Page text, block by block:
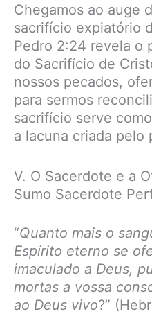
Chegamos ao auge
sacrifício expiatório
Pedro 2:24 revela o
do Sacrifício de
nossos pecados,
para sermos
sacrifício serve
a lacuna criada pelo
V. O Sacerdote e a
Sumo Sacerdote
“Quanto mais o
Espírito eterno se
imaculado a Deus,
mortas a vossa
ao Deus vivo?”